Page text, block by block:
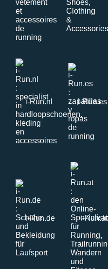
i-Run.nl i-Run.es
i-Run.de i-Run.at